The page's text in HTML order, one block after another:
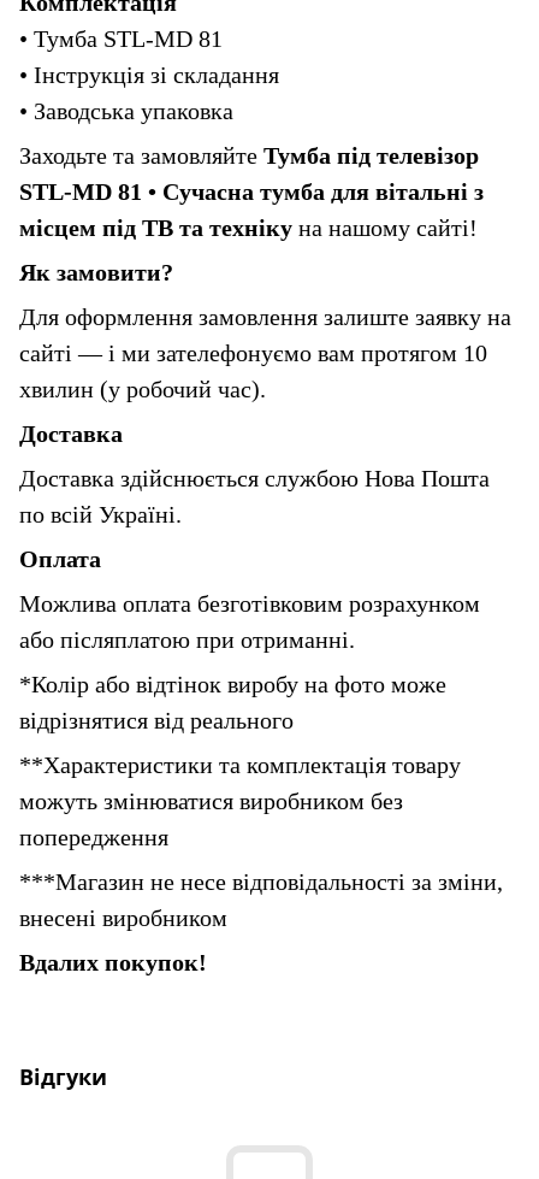
• Тумба STL-MD 81
• Інструкція зі складання
• Заводська упаковка
Заходьте та замовляйте Тумба під телевізор
STL-MD 81 • Сучасна тумба для вітальні з
місцем під ТВ та техніку на нашому сайті!
Як замовити?
Для оформлення замовлення залиште заявку на
сайті — і ми зателефонуємо вам протягом 10
хвилин (у робочий час).
Доставка
Доставка здійснюється службою Нова Пошта
по всій Україні.
Оплата
Можлива оплата безготівковим розрахунком
або післяплатою при отриманні.
*Колір або відтінок виробу на фото може
відрізнятися від реального
**Характеристики та комплектація товару
можуть змінюватися виробником без
попередження
***Магазин не несе відповідальності за зміни,
внесені виробником
Вдалих покупок!
Відгуки